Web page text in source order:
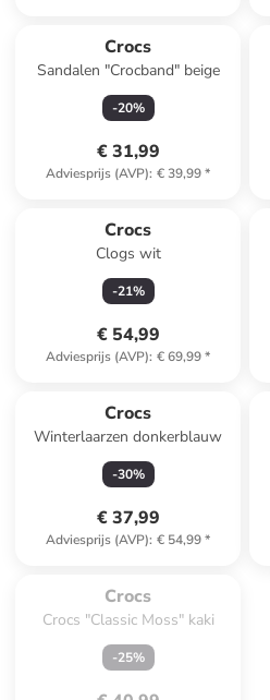
Crocs
Sandalen "Crocband" beige
-20%
€ 31,99
Adviesprijs (AVP): € 39,99*
Crocs
Clogs wit
-21%
€ 54,99
Adviesprijs (AVP): € 69,99*
Crocs
Winterlaarzen donkerblauw
-30%
€ 37,99
Adviesprijs (AVP): € 54,99*
uitverkocht.
Crocs
Crocs "Classic Moss" kaki
-25%